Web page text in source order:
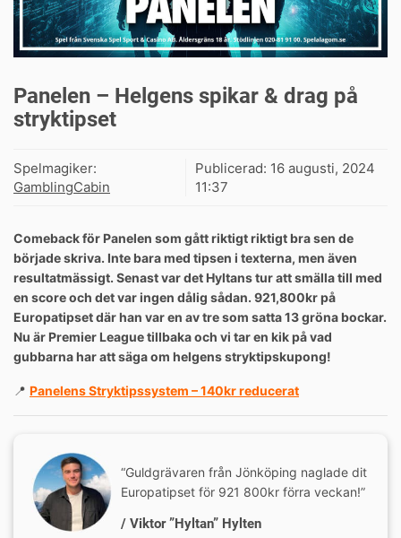
Panelen – Helgens spikar & drag på
stryktipset
Spelmagiker:
GamblingCabin
Publicerad: 16 augusti, 2024
11:37
Comeback för Panelen som gått riktigt riktigt bra sen de
började skriva. Inte bara med tipsen i texterna, men även
resultatmässigt. Senast var det Hyltans tur att smälla till med
en score och det var ingen dålig sådan. 921,800kr på
Europatipset där han var en av tre som satta 13 gröna bockar.
Nu är Premier League tillbaka och vi tar en kik på vad
gubbarna har att säga om helgens stryktipskupong!
📍 Panelens Stryktipssystem – 140kr reducerat
“Guldgrävaren från Jönköping naglade dit
Europatipset för 921 800kr förra veckan!”
/ Viktor ”Hyltan” Hylten